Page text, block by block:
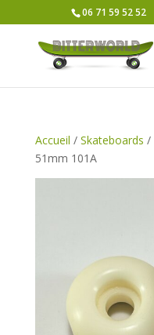
06 71 59 52 52
Accueil / Skateboards /
51mm 101A